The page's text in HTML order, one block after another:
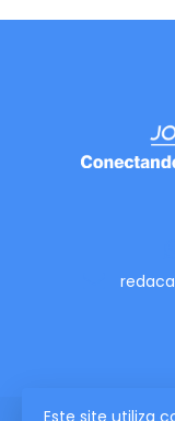
Este site utiliza